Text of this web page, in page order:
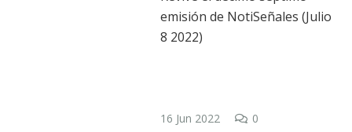
emisión de NotiSeñales (Julio
8 2022)
16 Jun 2022 0